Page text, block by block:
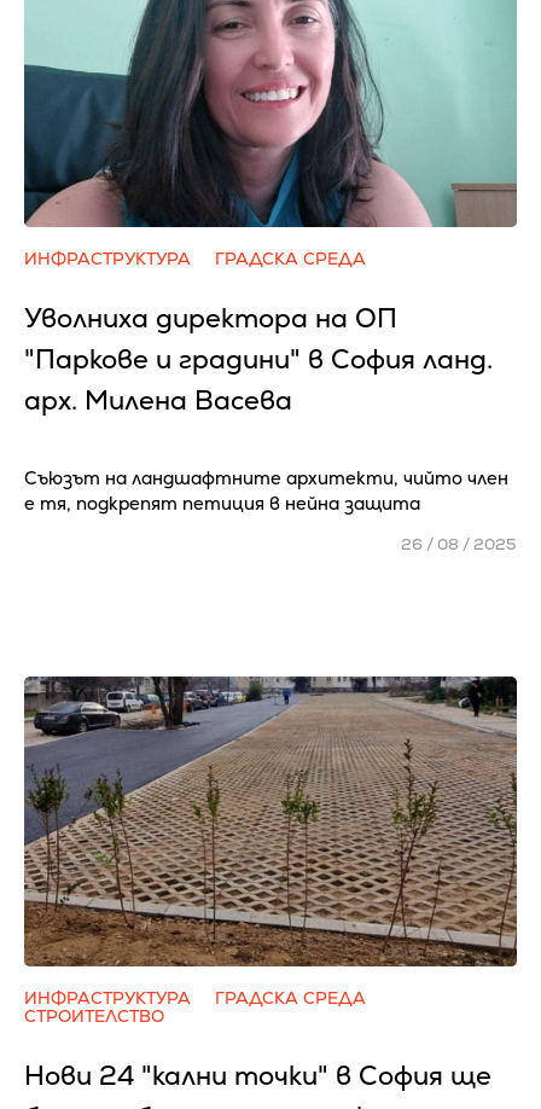
ИНФРАСТРУКТУРА ГРАДСКА СРЕДА
Уволниха директора на ОП
"Паркове и градини" в София ланд.
арх. Милена Васева
Съюзът на ландшафтните архитекти, чийто член
е тя, подкрепят петиция в нейна защита
26 / 08 / 2025
ИНФРАСТРУКТУРА
ГРАДСКА СРЕДА
СТРОИТЕЛСТВО
Нови 24 "кални точки" в София ще